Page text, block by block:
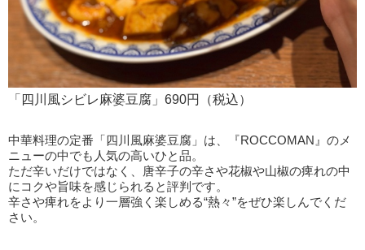
「四川風シビレ麻婆豆腐」690円（税込）
中華料理の定番「四川風麻婆豆腐」は、『ROCCOMAN』のメ
ニューの中でも人気の高いひと品。
ただ辛いだけではなく、唐辛子の辛さや花椒や山椒の痺れの中
にコクや旨味を感じられると評判です。
辛さや痺れをより一層強く楽しめる“熱々”をぜひ楽しんでくだ
さい。